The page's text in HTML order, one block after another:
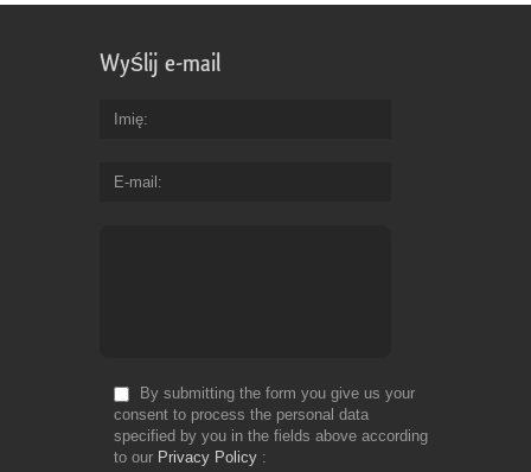
Wyślij e-mail
Imię
E-mail
By submitting the form you give us your
consent to process the personal data
specified by you in the fields above according
to our Privacy Policy